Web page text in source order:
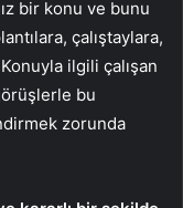
bir konu ve bunu
çalıştaylara,
ilgili çalışan
bu
zorunda